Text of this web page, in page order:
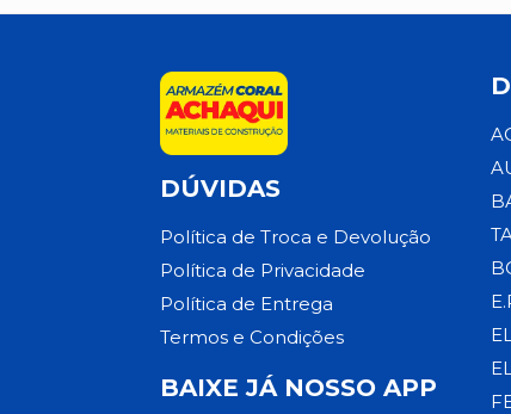
DÚVIDAS
Política de Troca e Devolução
Política de Privacidade
Política de Entrega
Termos e Condições
BAIXE JÁ NOSSO APP